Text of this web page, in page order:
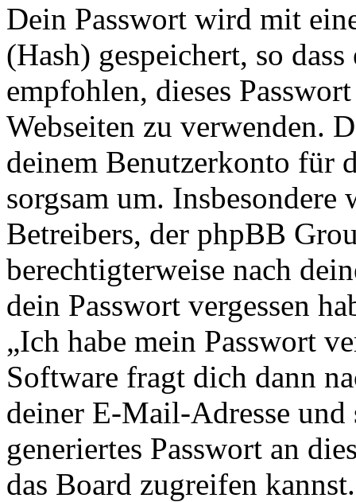
Dein Passwort wird mit
(Hash) gespeichert, so
empfohlen, dieses
Webseiten zu verwenden.
deinem Benutzerkonto für
sorgsam um.
Betreibers, der phpBB
berechtigterweise nach
dein Passwort vergessen
„Ich habe mein Passwort
Software fragt dich dann
deiner E-Mail-Adresse und
generiertes Passwort an
das Board zugreifen kannst.